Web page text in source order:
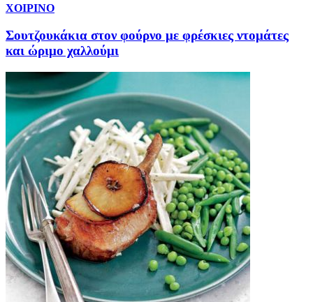
ΧΟΙΡΙΝΟ
Σουτζουκάκια στον φούρνο με φρέσκιες ντομάτες
και ώριμο χαλλούμι